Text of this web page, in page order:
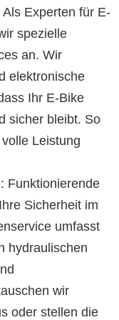
Experten für E-
spezielle
an. Wir
elektronische
Ihr E-Bike
sicher bleibt. So
Leistung
Funktionierende
Sicherheit im
umfasst
hydraulischen
wir
oder stellen die